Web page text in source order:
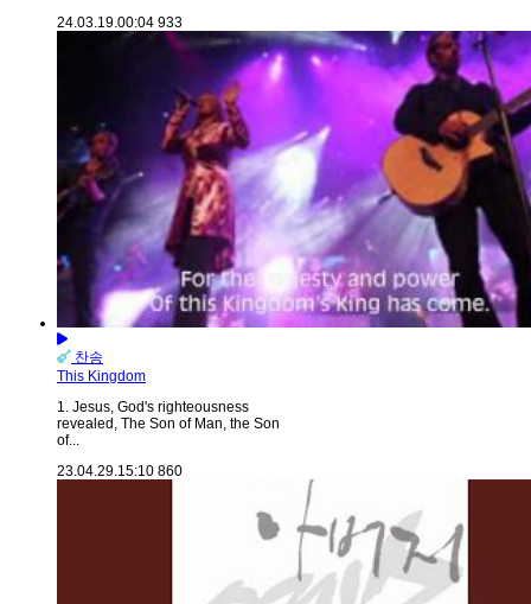
24.03.19.00:04 933
찬송
This Kingdom
1. Jesus, God's righteousness
revealed, The Son of Man, the Son
of...
23.04.29.15:10 860